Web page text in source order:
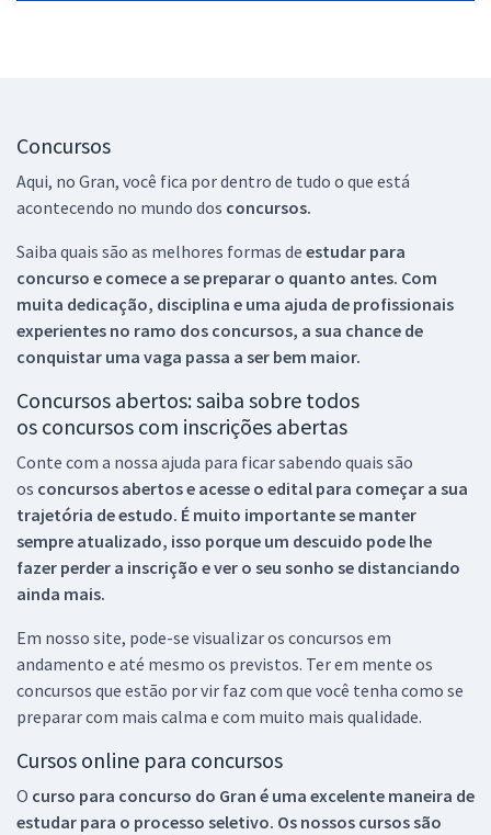
Concursos
Aqui, no Gran, você fica por dentro de tudo o que está
acontecendo no mundo dos concursos.
Saiba quais são as melhores formas de estudar para
concurso e comece a se preparar o quanto antes. Com
muita dedicação, disciplina e uma ajuda de profissionais
experientes no ramo dos concursos, a sua chance de
conquistar uma vaga passa a ser bem maior.
Concursos abertos: saiba sobre todos
os concursos com inscrições abertas
Conte com a nossa ajuda para ficar sabendo quais são
os concursos abertos e acesse o edital para começar a sua
trajetória de estudo. É muito importante se manter
sempre atualizado, isso porque um descuido pode lhe
fazer perder a inscrição e ver o seu sonho se distanciando
ainda mais.
Em nosso site, pode-se visualizar os concursos em
andamento e até mesmo os previstos. Ter em mente os
concursos que estão por vir faz com que você tenha como se
preparar com mais calma e com muito mais qualidade.
Cursos online para concursos
O curso para concurso do Gran é uma excelente maneira de
estudar para o processo seletivo. Os nossos cursos são